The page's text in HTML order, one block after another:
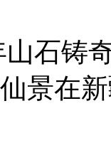
石铸
景在